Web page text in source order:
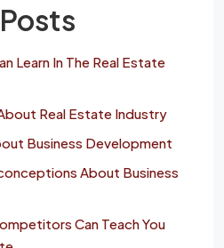
Learn In The Real Estate
Real Estate Industry
Business Development
About Business
Can Teach You